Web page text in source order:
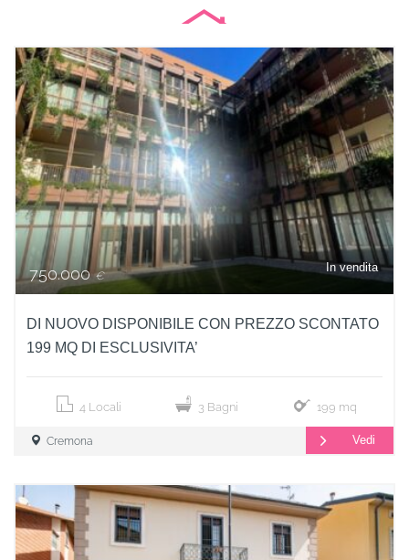
In vendita
750.000€
DI NUOVO DISPONIBILE CON PREZZO SCONTATO
199 MQ DI ESCLUSIVITA’
4 Locali 3 Bagni 199 mq
Cremona Vedi